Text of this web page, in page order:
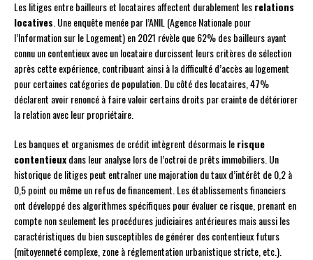
Les litiges entre bailleurs et locataires affectent durablement lesrelations
locatives. Une enquête menée par l’ANIL (Agence Nationale pour
l’Information sur le Logement) en 2021 révèle que 62% des bailleurs ayant
connu un contentieux avec un locataire durcissent leurs critères de sélection
après cette expérience, contribuant ainsi à la difficulté d’accès au logement
pour certaines catégories de population. Du côté des locataires, 47%
déclarent avoir renoncé à faire valoir certains droits par crainte de détériorer
la relation avec leur propriétaire.
Les banques et organismes de crédit intègrent désormais lerisque
contentieuxdans leur analyse lors de l’octroi de prêts immobiliers. Un
historique de litiges peut entraîner une majoration du taux d’intérêt de 0,2 à
0,5 point ou même un refus de financement. Les établissements financiers
ont développé des algorithmes spécifiques pour évaluer ce risque, prenant en
compte non seulement les procédures judiciaires antérieures mais aussi les
caractéristiques du bien susceptibles de générer des contentieux futurs
(mitoyenneté complexe, zone à réglementation urbanistique stricte, etc.).